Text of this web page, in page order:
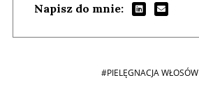
Napisz do mnie:
#PIELĘGNACJA WŁOSÓW